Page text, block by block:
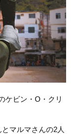
ケビン・O・クリ
マルマさんの2人